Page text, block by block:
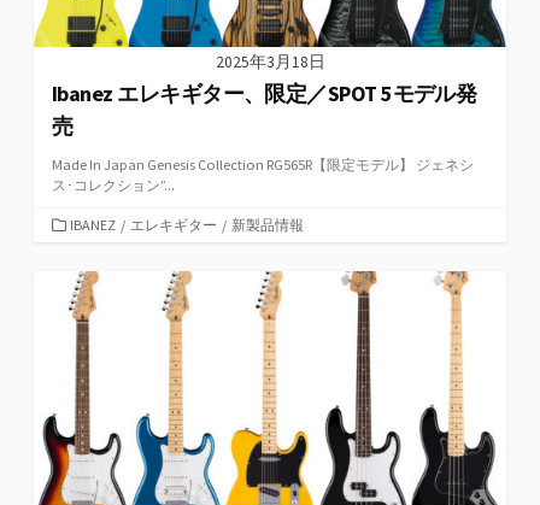
2025年3月18日
Ibanez エレキギター、限定／SPOT 5モデル発
売
Made In Japan Genesis Collection RG565R【限定モデル】 ジェネシ
ス･コレクション”...
カ
リ
ー
IBANEZ / エレキギター / 新製品情報